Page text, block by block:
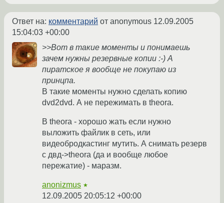
Ответ на: комментарий от anonymous 12.09.2005
15:04:03 +00:00
>>Вот в такие моменты и понимаешь
зачем нужны резервные копии :-) А
пиратское я вообще не покупаю из
принцпа.
В такие моменты нужно сделать копию
dvd2dvd. А не пережимать в theora.
В theora - хорошо жать если нужно
выложить файлик в сеть, или
видеобродкастинг мутить. А снимать резерв
с двд->theora (да и вообще любое
пережатие) - маразм.
anonizmus ★
12.09.2005 20:05:12 +00:00